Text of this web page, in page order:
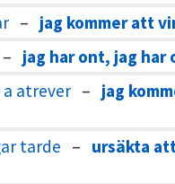
– jag kommer att
– jag har ont, jag har
a atrever – jag
tarde – ursäkta